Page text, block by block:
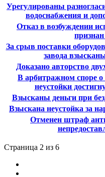
Урегулированы
водоснабжения и
Отказ в возбуждении
За срыв поставки
завода
Доказано авторство
В арбитражном споре
неустойки
Взысканы деньги при
Взыскана неустойка за
Отменен штраф
Страница 2 из 6